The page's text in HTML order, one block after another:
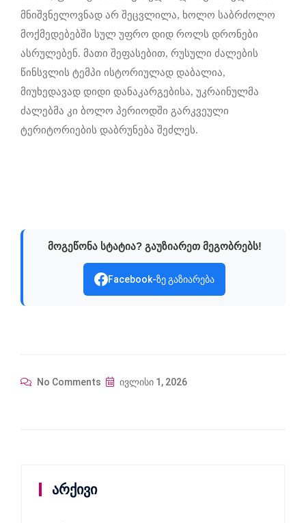
მნიშვნელოვნად არ შეცვლილა, ხოლო საბრძოლო
მოქმედებებში სულ უფრო დიდ როლს დრონები
ასრულებენ. მათი შეფასებით, რუსული ძალების
წინსვლის ტემპი ისტორიულად დაბალია,
მიუხედავად დიდი დანაკარგებისა, უკრაინულმა
ძალებმა კი ბოლო პერიოდში გარკვეული
ტერიტორიების დაბრუნება შეძლეს.
მოგეწონა სტატია? გაუზიარეთ მეგობრებს!
Facebook-ზე გაზიარება
No Comments ივლისი 1, 2026
არქივი